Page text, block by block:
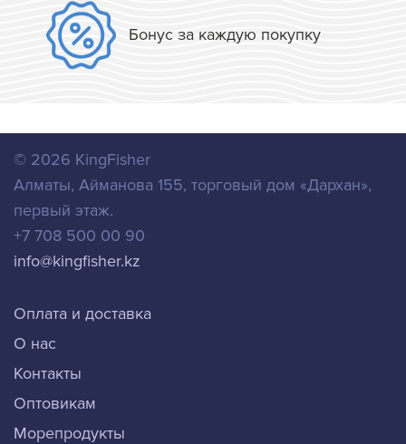
Бонус за каждую покупку
© 2026 KingFisher
Алматы, Айманова 155, торговый дом «Дархан»,
первый этаж.
+7 708 500 00 90
info@kingfisher.kz
Оплата и доставка
О нас
Контакты
Оптовикам
Морепродукты